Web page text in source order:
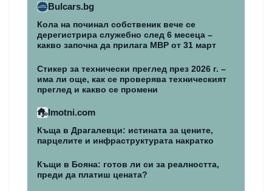
Bulcars.bg
Кола на починал собственик вече се
дерегистрира служебно след 6 месеца –
какво започна да прилага МВР от 31 март
Стикер за технически преглед през 2026 г. –
има ли още, как се проверява техническият
преглед и какво се промени
Imotni.com
Къща в Драгалевци: истината за цените,
парцелите и инфраструктурата накратко
Къщи в Бояна: готов ли си за реалността,
преди да платиш цената?